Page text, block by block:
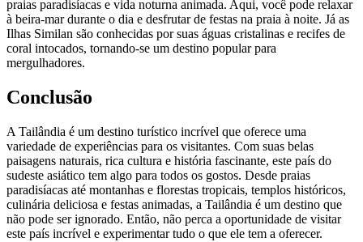
praias paradisíacas e vida noturna animada. Aqui, você pode relaxar
à beira-mar durante o dia e desfrutar de festas na praia à noite. Já as
Ilhas Similan são conhecidas por suas águas cristalinas e recifes de
coral intocados, tornando-se um destino popular para
mergulhadores.
Conclusão
A Tailândia é um destino turístico incrível que oferece uma
variedade de experiências para os visitantes. Com suas belas
paisagens naturais, rica cultura e história fascinante, este país do
sudeste asiático tem algo para todos os gostos. Desde praias
paradisíacas até montanhas e florestas tropicais, templos históricos,
culinária deliciosa e festas animadas, a Tailândia é um destino que
não pode ser ignorado. Então, não perca a oportunidade de visitar
este país incrível e experimentar tudo o que ele tem a oferecer.